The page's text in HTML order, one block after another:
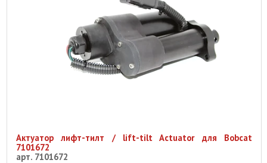
Актуатор лифт-тилт / lift-tilt Actuator для Bobcat
7101672
арт. 7101672